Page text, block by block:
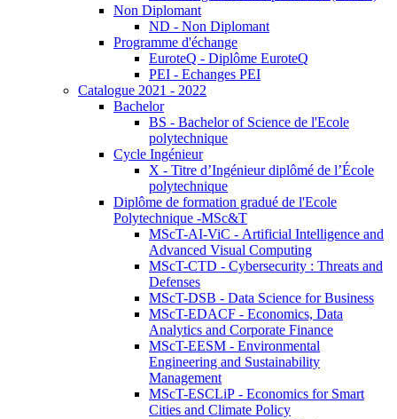
Non Diplomant
ND - Non Diplomant
Programme d'échange
EuroteQ - Diplôme EuroteQ
PEI - Echanges PEI
Catalogue 2021 - 2022
Bachelor
BS - Bachelor of Science de l'Ecole
polytechnique
Cycle Ingénieur
X - Titre d’Ingénieur diplômé de l’École
polytechnique
Diplôme de formation gradué de l'Ecole
Polytechnique -MSc&T
MScT-AI-ViC - Artificial Intelligence and
Advanced Visual Computing
MScT-CTD - Cybersecurity : Threats and
Defenses
MScT-DSB - Data Science for Business
MScT-EDACF - Economics, Data
Analytics and Corporate Finance
MScT-EESM - Environmental
Engineering and Sustainability
Management
MScT-ESCLiP - Economics for Smart
Cities and Climate Policy